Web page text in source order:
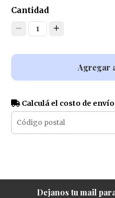
Cantidad
1
Agregar
Calculá el costo de envío
Dejanos tu mail